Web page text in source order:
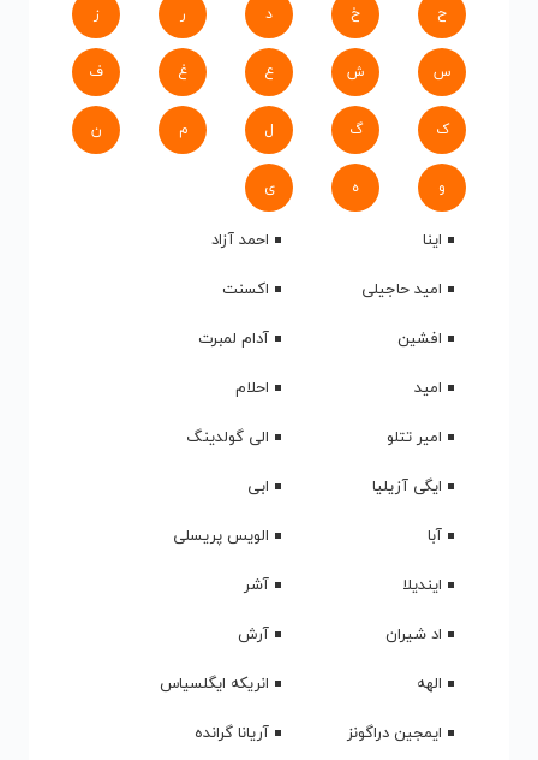
ح خ د ر ز
س ش ع غ ف
ک گ ل م ن
و ه ی
اینا
احمد آزاد
امید حاجیلی
اکسنت
افشین
آدام لمبرت
امید
احلام
امیر تتلو
الی گولدینگ
ایگی آزیلیا
ابی
آبا
الویس پریسلی
ایندیلا
آشر
اد شیران
آرش
الهه
انریکه ایگلسیاس
ایمجین دراگونز
آریانا گرانده